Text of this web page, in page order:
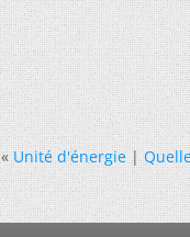
« Unité d'énergie|